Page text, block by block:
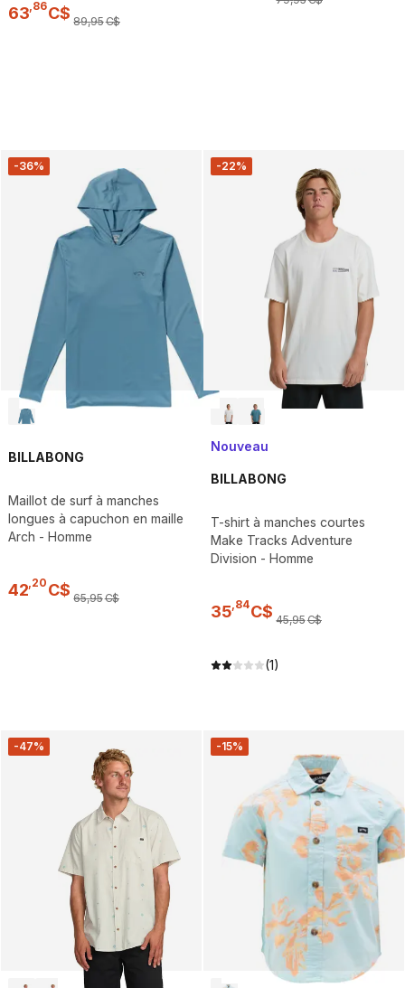
63 86C$ 89,95C$
-36%
BILLABONG
Maillot de surf à manches
longues à capuchon en maille
Arch - Homme
42 20 C$ 65,95C$
-22%
Nouveau
BILLABONG
T-shirt à manches courtes
Make Tracks Adventure
Division - Homme
35 84C$ 45,95C$
(1)
-47% -15%